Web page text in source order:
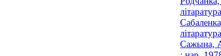
Сажына,